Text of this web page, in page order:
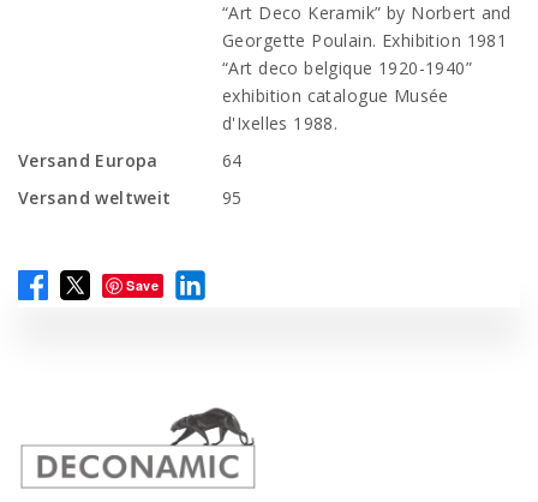
“Art Deco Keramik” by Norbert and
Georgette Poulain. Exhibition 1981
“Art deco belgique 1920-1940”
exhibition catalogue Musée
d'Ixelles 1988.
Versand Europa
64
Versand weltweit
95
Save